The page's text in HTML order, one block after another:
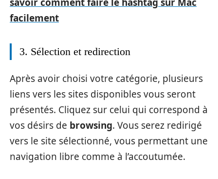
facilement
3. Sélection et redirection
Après avoir choisi votre catégorie, plusieurs
liens vers les sites disponibles vous seront
présentés. Cliquez sur celui qui correspond à
vos désirs de browsing. Vous serez redirigé
vers le site sélectionné, vous permettant une
navigation libre comme à l’accoutumée.